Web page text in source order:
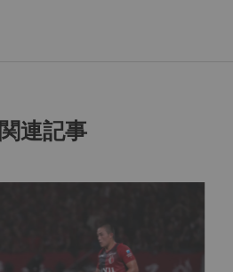
関連記事